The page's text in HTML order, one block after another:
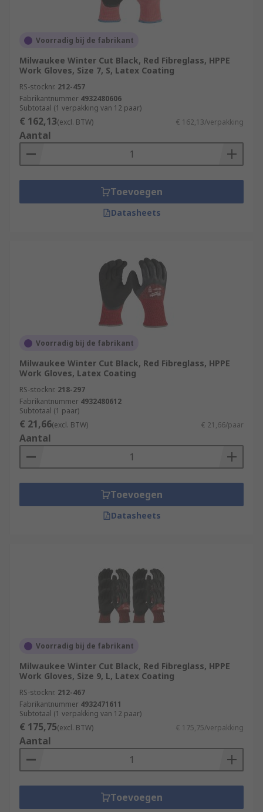
Voorradig bij de fabrikant
Milwaukee Winter Cut Black, Red Fibreglass, HPPE
Work Gloves, Size 7, S, Latex Coating
RS-stocknr. 212-457
Fabrikantnummer 4932480606
Subtotaal (1 verpakking van 12 paar)
€ 162,13(excl. BTW) € 162,13/verpakking
Aantal
Toevoegen
Datasheets
Voorradig bij de fabrikant
Milwaukee Winter Cut Black, Red Fibreglass, HPPE
Work Gloves, Latex Coating
RS-stocknr. 218-297
Fabrikantnummer 4932480612
Subtotaal (1 paar)
€ 21,66(excl. BTW) € 21,66/paar
Aantal
Toevoegen
Datasheets
Voorradig bij de fabrikant
Milwaukee Winter Cut Black, Red Fibreglass, HPPE
Work Gloves, Size 9, L, Latex Coating
RS-stocknr. 212-467
Fabrikantnummer 4932471611
Subtotaal (1 verpakking van 12 paar)
€ 175,75(excl. BTW) € 175,75/verpakking
Aantal
Toevoegen